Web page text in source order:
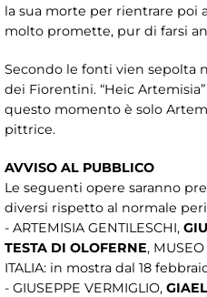
la sua morte per rientrare poi
molto promette, pur di farsi
Secondo le fonti vien sepolta
dei Fiorentini. “Heic
questo momento è solo
pittrice.
AVVISO AL PUBBLICO
Le seguenti opere saranno
diversi rispetto al normale
- ARTEMISIA GENTILESCHI,
TESTA DI OLOFERNE,
ITALIA: in mostra dal 18
- GIUSEPPE VERMIGLIO,